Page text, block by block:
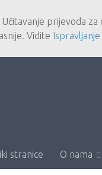
Učitavanje prijevoda za
Vidite
stranice O nama